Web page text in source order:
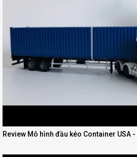
Review Mô hình đầu kéo Container USA